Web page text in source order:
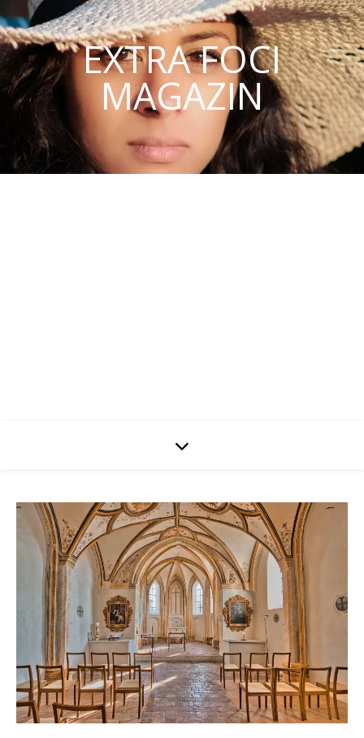
EXTRA FOCI
MAGAZIN